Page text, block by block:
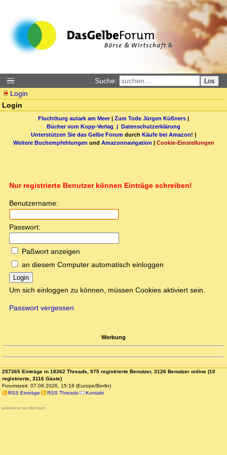
Suche: Los
Login
Login
Fluchtburg autark am Meer| Zum Tode Jürgen Küßners |
Bücher vom Kopp-Verlag | Datenschutzerklärung
Unterstützen Sie das Gelbe Forum durch Käufe bei Amazon! |
Weitere Buchempfehlungen und Amazonnavigation | Cookie-Einstellungen
Nur registrierte Benutzer können Einträge schreiben!
Benutzername:
Passwort:
Paßwort anzeigen
an diesem Computer automatisch einloggen
Login
Um sich einloggen zu können, müssen Cookies aktiviert sein.
Passwort vergessen
Werbung
257365 Einträge in 18362 Threads, 975 registrierte Benutzer, 3126 Benutzer online (10
registrierte, 3116 Gäste)
Forumszeit: 07.08.2026, 15:18 (Europe/Berlin)
RSS Einträge
RSS Threads Kontakt
powered by my little forum